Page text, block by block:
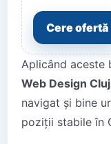
Cere ofertă
Aplicând aceste
Web Design Cluj
navigat și bine
poziții stabile în